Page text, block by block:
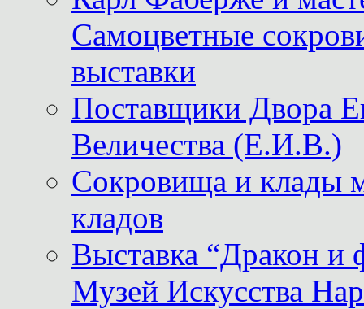
Самоцветные
выставки
Поставщики
Величества (Е.И.В.)
Сокровища и клады
кладов
Выставка “Дракон и
Музей Искусства